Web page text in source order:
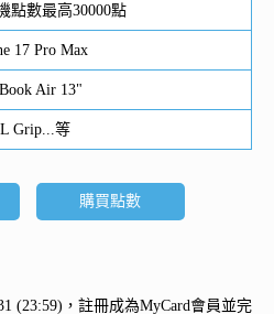
點數最高30000點
17 Pro Max
Air 13"
Grip...等
購買點數
(23:59)，註冊成為MyCard會員並完